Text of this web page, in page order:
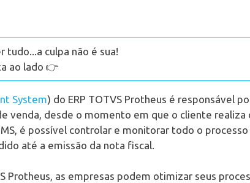
tudo...a culpa não é sua!
ao lado 👉
System) do ERP TOTVS Protheus é responsável
venda, desde o momento em que o cliente realiza
é possível controlar e monitorar todo o
até a emissão da nota fiscal.
Protheus, as empresas podem otimizar seus